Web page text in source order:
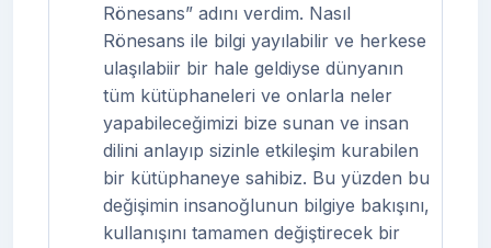
Rönesans” adını verdim. Nasıl
Rönesans ile bilgi yayılabilir ve herkese
ulaşılabiir bir hale geldiyse dünyanın
tüm kütüphaneleri ve onlarla neler
yapabileceğimizi bize sunan ve insan
dilini anlayıp sizinle etkileşim kurabilen
bir kütüphaneye sahibiz. Bu yüzden bu
değişimin insanoğlunun bilgiye bakışını,
kullanışını tamamen değiştirecek bir